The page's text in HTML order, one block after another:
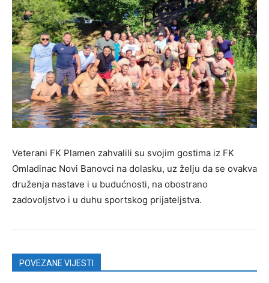
Veterani FK Plamen zahvalili su svojim gostima iz FK
Omladinac Novi Banovci na dolasku, uz želju da se ovakva
druženja nastave i u budućnosti, na obostrano
zadovoljstvo i u duhu sportskog prijateljstva.
POVEZANE VIJESTI